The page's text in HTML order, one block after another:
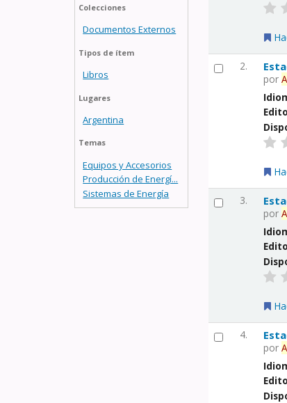
Colecciones
Documentos Externos
Tipos de ítem
Libros
Lugares
Argentina
Temas
Equipos y Accesorios
Producción de Energí...
Sistemas de Energía
2.
por
3.
por
4.
por